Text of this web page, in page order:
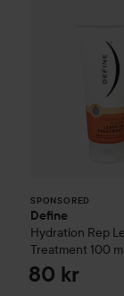
SPONSORED
Define
Hydration Rep
Treatment 100 ml
80 kr